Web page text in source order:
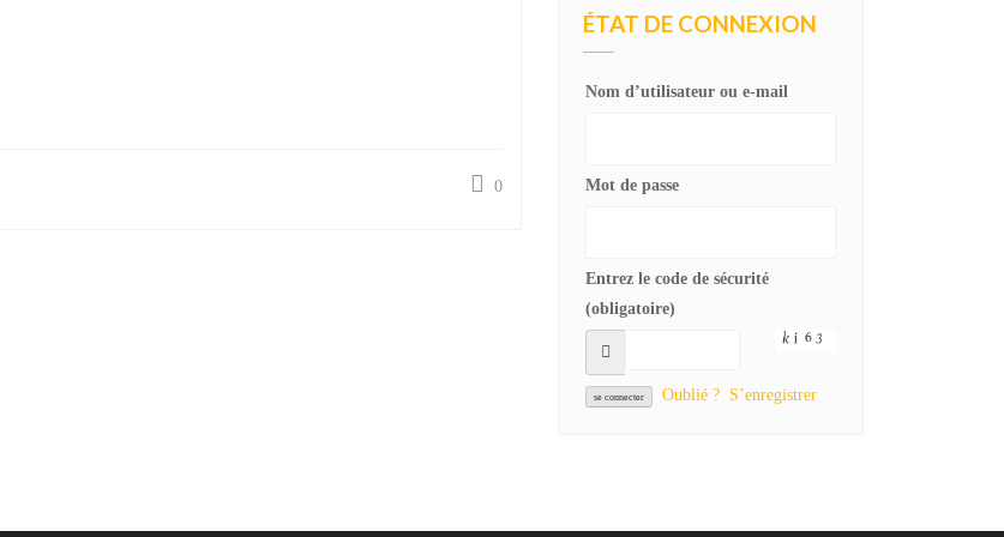
0
ÉTAT DE CONNEXION
Nom d’utilisateur ou e-mail
Mot de passe
Entrez le code de sécurité
(obligatoire)
Oublié ? S’enregistrer